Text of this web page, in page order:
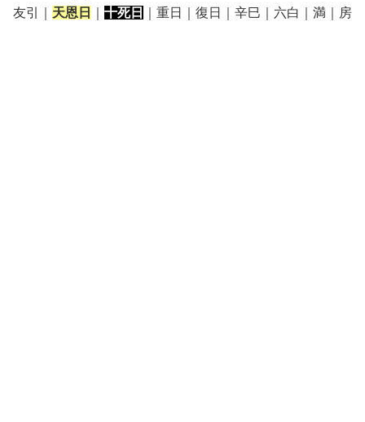
友引｜ 天恩日 十死日 ｜重日｜復日｜辛巳｜六白｜満｜房